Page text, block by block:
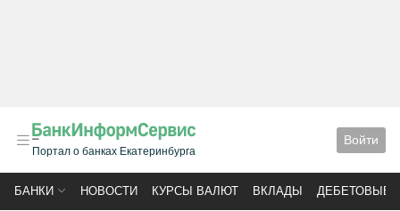
Портал о банках Екатеринбурга
Войти
БАНКИ НОВОСТИ КУРСЫ ВАЛЮТ ВКЛАДЫ ДЕБЕТОВЫЕ